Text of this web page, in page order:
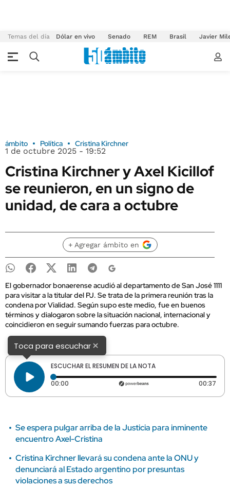
Temas del día Dólar en vivo Senado REM Brasil Javier
ámbito Política Cristina Kirchner
1 de octubre 2025 - 19:52
Cristina Kirchner y Axel Kicillof
se reunieron, en un signo de
unidad, de cara a octubre
+ Agregar ámbito en
El gobernador bonaerense acudió al departamento de San José 1111
para visitar a la titular del PJ. Se trata de la primera reunión tras la
condena por Vialidad. Según supo este medio, fue en buenos
términos y dialogaron sobre la situación nacional, internacional y
coincidieron en seguir sumando fuerzas para octubre.
Toca para escuchar×
ESCUCHAR EL RESUMEN DE LA NOTA
00:00 Tiempo transcurrido: 0 segundos 00:37
Se espera pulgar arriba de la Justicia para inminente
encuentro Axel-Cristina
Cristina Kirchner llevará su condena ante la ONU y
denunciará al Estado argentino por presuntas
violaciones a sus derechos